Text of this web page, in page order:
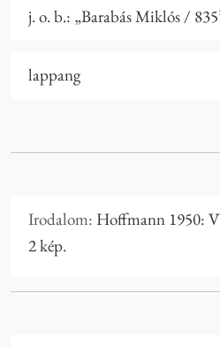
j. o. b.: „Barabás Miklós /
lappang
Irodalom: Hoffmann 1950:
2 kép.